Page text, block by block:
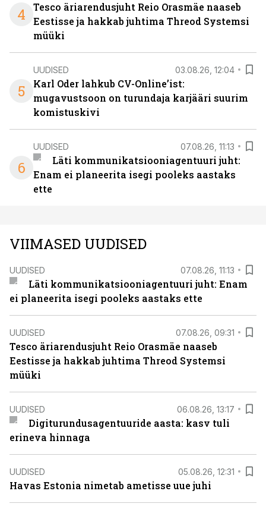
4
Tesco äriarendusjuht Reio Orasmäe naaseb
Eestisse ja hakkab juhtima Threod Systemsi
müüki
5
UUDISED 03.08.26, 12:04
Karl Oder lahkub CV-Online’ist:
mugavustsoon on turundaja karjääri suurim
komistuskivi
6
UUDISED 07.08.26, 11:13
Läti kommunikatsiooniagentuuri juht:
Enam ei planeerita isegi pooleks aastaks
ette
VIIMASED UUDISED
UUDISED 07.08.26, 11:13
Läti kommunikatsiooniagentuuri juht: Enam
ei planeerita isegi pooleks aastaks ette
UUDISED 07.08.26, 09:31
Tesco äriarendusjuht Reio Orasmäe naaseb
Eestisse ja hakkab juhtima Threod Systemsi
müüki
UUDISED 06.08.26, 13:17
Digiturundusagentuuride aasta: kasv tuli
erineva hinnaga
UUDISED 05.08.26, 12:31
Havas Estonia nimetab ametisse uue juhi